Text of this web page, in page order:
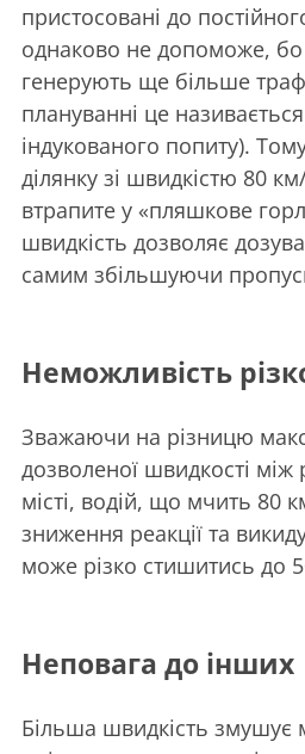
пристосовані до
однаково не допоможе,
генерують ще більше
плануванні це
індукованого попиту).
ділянку зі швидкістю 80
втрапите у «пляшкове
швидкість дозволяє
самим збільшуючи
Неможливість
Зважаючи на різницю
дозволеної швидкості
місті, водій, що мчить 80
зниження реакції та
може різко стишитись до
Неповага до інших
Більша швидкість